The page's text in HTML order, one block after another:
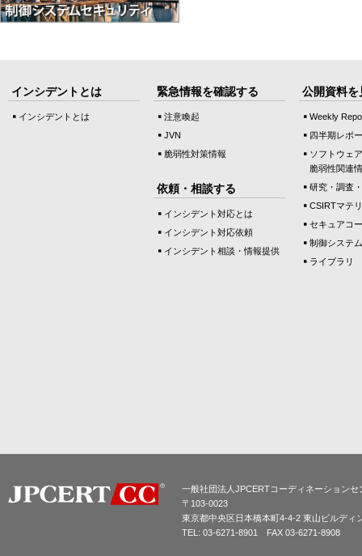
インシデントとは
インシデントとは
緊急情報を確認する
注意喚起
JVN
脆弱性対策情報
依頼・相談する
インシデント対応とは
インシデント対応依頼
インシデント相談・情報提供
公開資料を
Weekly
四半期レポ
ソフトウェ
脆弱性関連
研究・調査
CSIRTマテ
セキュアコ
制御システ
ライブラリ
一般社団法人JPCERTコーディネーションセ
〒103-0023
東京都中央区日本橋本町4-4-2 東山ビルディ
TEL: 03-6271-8901 FAX 03-6271-8908